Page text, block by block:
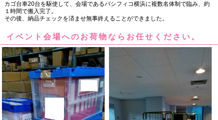
カゴ台車20台を駆使して、会場であるパシフィコ横浜に複数名体制で臨み、約
１時間で搬入完了。
その後、納品チェックを済ませ無事終えることができました。
イベント会場へのお荷物ならお任せください。